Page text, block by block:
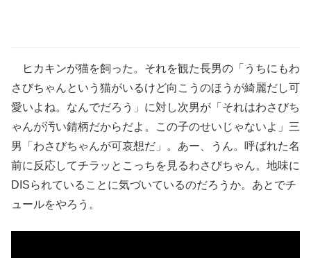
ヒカキンが猫を飼った。それを観た長男の「うちにもわ
さびちゃんという猫がいるけど向こうのほうが綺麗だし可
愛いよね。なんでだろう」に対し次男が「それはわさびち
ゃんが汚い錆柄だからだよ。この子のせいじゃないよ」三
男「わさびちゃんが可哀想だ」。あー、うん。呼ばれた名
前に反応してチラッとこっちを見るわさびちゃん。地味に
DISられていることに気づいているのだろうか。あとでチ
ュールをやろう。